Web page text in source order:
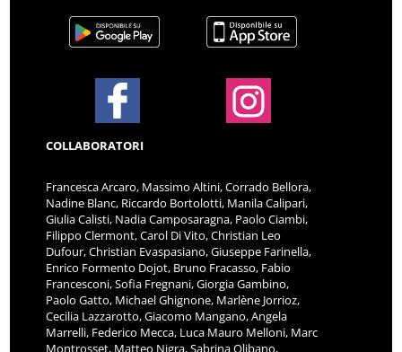
COLLABORATORI
Francesca Arcaro, Massimo Altini, Corrado Bellora,
Nadine Blanc, Riccardo Bortolotti, Manila Calipari,
Giulia Calisti, Nadia Camposaragna, Paolo Ciambi,
Filippo Clermont, Carol Di Vito, Christian Leo
Dufour, Christian Evaspasiano, Giuseppe Farinella,
Enrico Formento Dojot, Bruno Fracasso, Fabio
Francesconi, Sofia Fregnani, Giorgia Gambino,
Paolo Gatto, Michael Ghignone, Marlène Jorrioz,
Cecilia Lazzarotto, Giacomo Mangano, Angela
Marrelli, Federico Mecca, Luca Mauro Melloni, Marc
Montrosset, Matteo Nigra, Sabrina Olibano,